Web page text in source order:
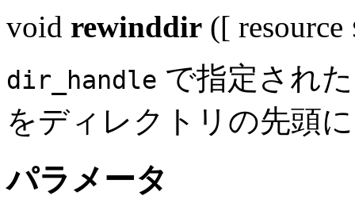
void rewinddir ([ resource
dir_handle で指定され
をディレクトリの先頭
パラメータ